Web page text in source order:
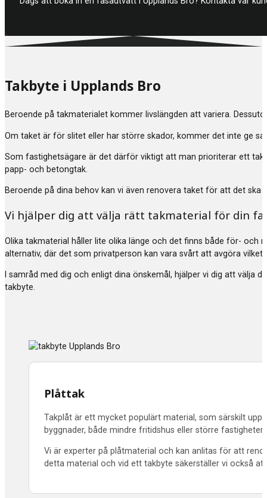
Takbyte i Upplands Bro
Beroende på takmaterialet kommer livslängden att variera.
Om taket är för slitet eller har större skador, kommer det inte ge
Som fastighetsägare är det därför viktigt att man prioriterar ett
papp- och betongtak.
Beroende på dina behov kan vi även renovera taket för att det
Vi hjälper dig att välja rätt takmaterial för din
Olika takmaterial håller lite olika länge och det finns både för- och
alternativ, där det som privatperson kan vara svårt att avgöra
I samråd med dig och enligt dina önskemål, hjälper vi dig att
takbyte.
Plåttak
Takplåt är ett mycket populärt material, som särskilt
byggnader, både mindre fritidshus eller större
Vi är experter på plåtmaterial och kan anlitas för att
detta material och vid ett takbyte säkerställer vi också